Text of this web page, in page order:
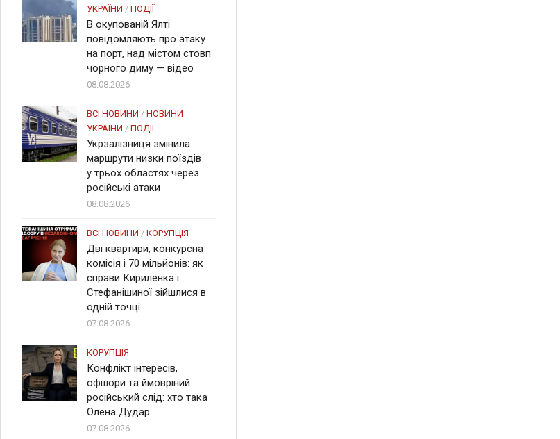
УКРАЇНИ / ПОДІЇ
В окупованій Ялті
повідомляють про атаку
на порт, над містом стовп
чорного диму — відео
08.08.2026
ВСІ НОВИНИ / НОВИНИ
УКРАЇНИ / ПОДІЇ
Укрзалізниця змінила
маршрути низки поїздів
у трьох областях через
російські атаки
08.08.2026
ВСІ НОВИНИ / КОРУПЦІЯ
Дві квартири, конкурсна
комісія і 70 мільйонів: як
справи Кириленка і
Стефанішиної зійшлися в
одній точці
07.08.2026
КОРУПЦІЯ
Конфлікт інтересів,
офшори та ймовріний
російський слід: хто така
Олена Дудар
07.08.2026